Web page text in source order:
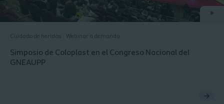
Cuidado de heridas Webinar a demanda
Simposio de Coloplast en el Congreso Nacional del
GNEAUPP